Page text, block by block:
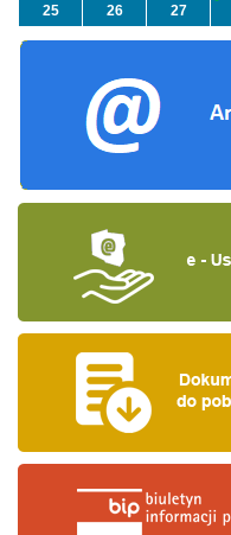
25
26 27